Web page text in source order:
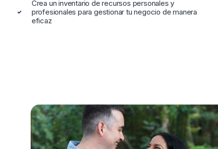
Crea un inventario de recursos personales y
profesionales para gestionar tu negocio de manera
eficaz